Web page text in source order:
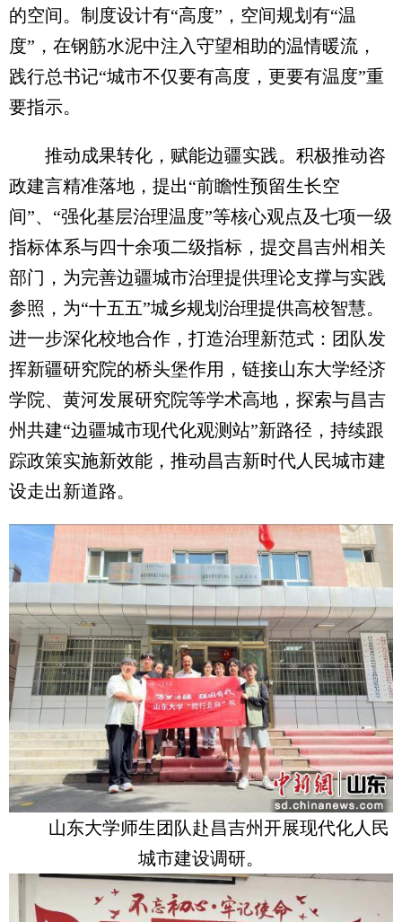
的空间。制度设计有“高度”，空间规划有“温
度”，在钢筋水泥中注入守望相助的温情暖流，
践行总书记“城市不仅要有高度，更要有温度”重
要指示。
推动成果转化，赋能边疆实践。积极推动咨
政建言精准落地，提出“前瞻性预留生长空
间”、“强化基层治理温度”等核心观点及七项一级
指标体系与四十余项二级指标，提交昌吉州相关
部门，为完善边疆城市治理提供理论支撑与实践
参照，为“十五五”城乡规划治理提供高校智慧。
进一步深化校地合作，打造治理新范式：团队发
挥新疆研究院的桥头堡作用，链接山东大学经济
学院、黄河发展研究院等学术高地，探索与昌吉
州共建“边疆城市现代化观测站”新路径，持续跟
踪政策实施新效能，推动昌吉新时代人民城市建
设走出新道路。
山东大学师生团队赴昌吉州开展现代化人民
城市建设调研。